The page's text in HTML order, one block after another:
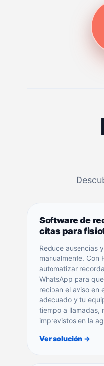
Software de
citas para
Reduce ausencias
manualmente. Con
automatizar
WhatsApp para
reciban el aviso en
adecuado y tu
tiempo a llamadas,
imprevistos en la
Ver solución →